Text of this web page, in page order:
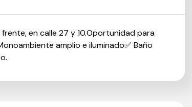
en calle 27 y 10.Oportunidad para
amplio e iluminado✅ Baño